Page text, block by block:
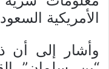
الأمريكية
وأشار إلى أن